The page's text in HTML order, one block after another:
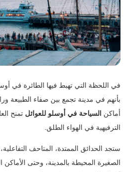
في اللحظة التي تهبط فيها الطائرة في
بأنهم في مدينة تجمع بين صفاء الطبيعة
أماكن السياحة في أوسلو للعوائل تمنح
الترفيهية في الهواء الطلق.
ستجد الحدائق الممتدة، المتاحف
الصغيرة المحيطة بالمدينة، وحتى الأماكن